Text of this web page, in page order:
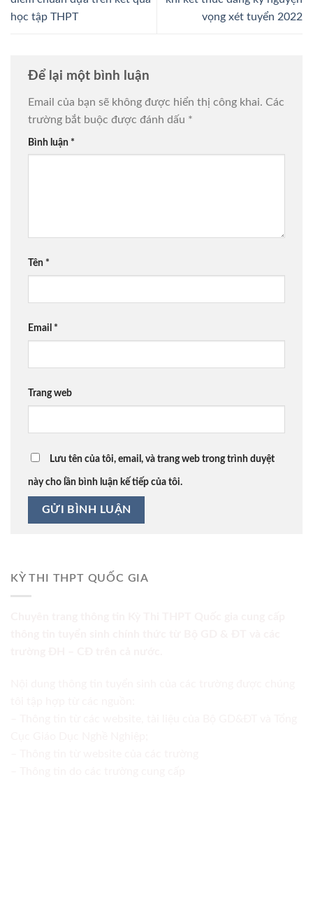
học tập THPT
vọng xét tuyển 2022
Để lại một bình luận
Email của bạn sẽ không được hiển thị công khai. Các
trường bắt buộc được đánh dấu *
Bình luận *
Tên *
Email *
Trang web
Lưu tên của tôi, email, và trang web trong trình duyệt
này cho lần bình luận kế tiếp của tôi.
KỲ THI THPT QUỐC GIA